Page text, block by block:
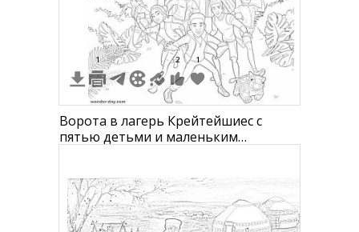
1 2 1
Ворота в лагерь Крейтейшиес с
пятью детьми и маленьким
«Jurassic World» и «Camp Cretaceous».